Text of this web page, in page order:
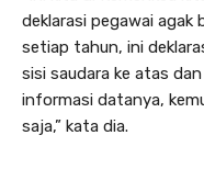
deklarasi pegawai agak
setiap tahun, ini
sisi saudara ke atas
informasi datanya,
saja,” kata dia.